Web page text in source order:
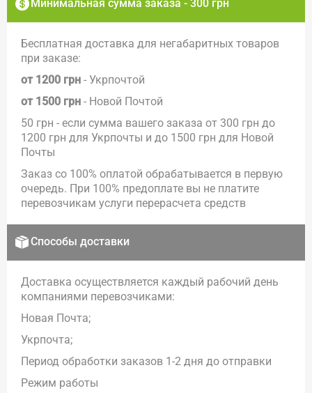
Минимальная сумма заказа - 300 грн
Бесплатная доставка для негабаритных товаров
при заказе:
от 1200 грн - Укрпочтой
от 1500 грн - Новой Почтой
50 грн - если сумма вашего заказа от 300 грн до
1200 грн для Укрпочты и до 1500 грн для Новой
Почты
Заказ со 100% оплатой обрабатывается в первую
очередь. При 100% предоплате вы не платите
перевозчикам услуги перерасчета средств
Способы доставки
Доставка осуществляется каждый рабочий день
компаниями перевозчиками:
Новая Почта;
Укрпочта;
Период обработки заказов 1-2 дня до отправки
Режим работы